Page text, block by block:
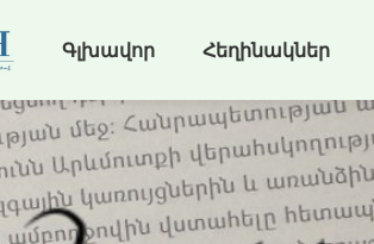
Գլխավոր Հեղինակներ